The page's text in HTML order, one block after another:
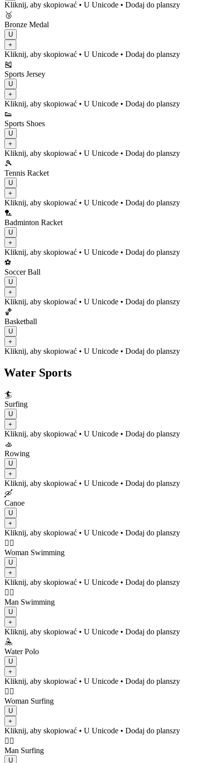
Kliknij, aby skopiować • U Unicode • Dodaj do planszy
🥉
Bronze Medal
U
+
Kliknij, aby skopiować • U Unicode • Dodaj do planszy
🎽
Sports Jersey
U
+
Kliknij, aby skopiować • U Unicode • Dodaj do planszy
👟
Sports Shoes
U
+
Kliknij, aby skopiować • U Unicode • Dodaj do planszy
🎾
Tennis Racket
U
+
Kliknij, aby skopiować • U Unicode • Dodaj do planszy
🏸
Badminton Racket
U
+
Kliknij, aby skopiować • U Unicode • Dodaj do planszy
⚽
Soccer Ball
U
+
Kliknij, aby skopiować • U Unicode • Dodaj do planszy
🏀
Basketball
U
+
Kliknij, aby skopiować • U Unicode • Dodaj do planszy
Water Sports
🏄
Surfing
U
+
Kliknij, aby skopiować • U Unicode • Dodaj do planszy
🚣
Rowing
U
+
Kliknij, aby skopiować • U Unicode • Dodaj do planszy
🛶
Canoe
U
+
Kliknij, aby skopiować • U Unicode • Dodaj do planszy
🏊‍♀️
Woman Swimming
U
+
Kliknij, aby skopiować • U Unicode • Dodaj do planszy
🏊‍♂️
Man Swimming
U
+
Kliknij, aby skopiować • U Unicode • Dodaj do planszy
🤽
Water Polo
U
+
Kliknij, aby skopiować • U Unicode • Dodaj do planszy
🏄‍♀️
Woman Surfing
U
+
Kliknij, aby skopiować • U Unicode • Dodaj do planszy
🏄‍♂️
Man Surfing
U